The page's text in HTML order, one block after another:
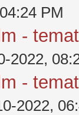
PM
-
2022,
-
2022,